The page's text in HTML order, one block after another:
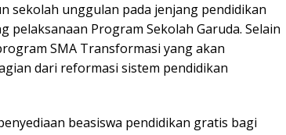
sekolah unggulan pada jenjang pendidikan
Program Sekolah Garuda. Selain
SMA Transformasi yang akan
dari reformasi sistem pendidikan
beasiswa pendidikan gratis bagi